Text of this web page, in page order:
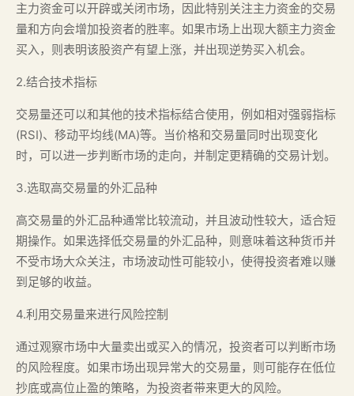
主力资金可以开辟或关闭市场，因此特别关注主力资金的交易
量和方向会增加投资者的胜率。如果市场上出现大额主力资金
买入，则表明该股资产有望上涨，并出现逆势买入机会。
2.结合技术指标
交易量还可以和其他的技术指标结合使用，例如相对强弱指标
(RSI)、移动平均线(MA)等。当价格和交易量同时出现变化
时，可以进一步判断市场的走向，并制定更精确的交易计划。
3.选取高交易量的外汇品种
高交易量的外汇品种通常比较流动，并且波动性较大，适合短
期操作。如果选择低交易量的外汇品种，则意味着这种货币并
不受市场大众关注，市场波动性可能较小，使得投资者难以赚
到足够的收益。
4.利用交易量来进行风险控制
通过观察市场中大量卖出或买入的情况，投资者可以判断市场
的风险程度。如果市场出现异常大的交易量，则可能存在低位
抄底或高位止盈的策略，为投资者带来更大的风险。